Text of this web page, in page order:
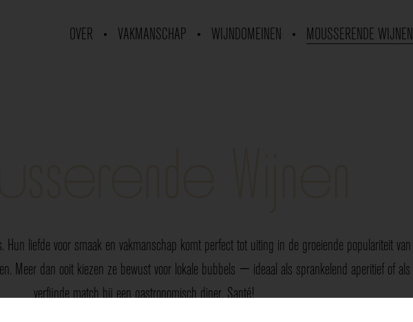
OVER VAKMANSCHAP WIJNDOMEINEN MOUSSERENDE WIJNEN
Hun liefde voor smaak en vakmanschap komt perfect tot uiting in de groeiende populariteit van
Meer dan ooit kiezen ze bewust voor lokale bubbels — ideaal als sprankelend aperitief of als
verfijnde match bij een gastronomisch diner. Santé!